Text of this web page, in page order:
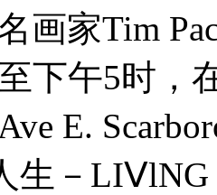
画家Tim
至下午5时
E.
生－